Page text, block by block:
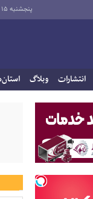
پنجشنبه ۱۵ مرداد ۱۴۰۵
انتشارات وبلاگ